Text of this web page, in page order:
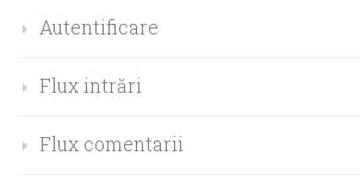
Autentificare
Flux intrări
Flux comentarii